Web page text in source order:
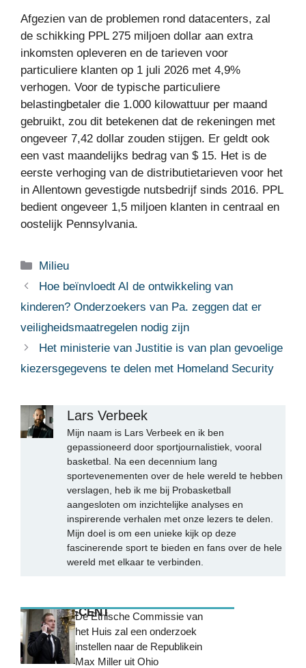
Afgezien van de problemen rond datacenters, zal
de schikking PPL 275 miljoen dollar aan extra
inkomsten opleveren en de tarieven voor
particuliere klanten op 1 juli 2026 met 4,9%
verhogen. Voor de typische particuliere
belastingbetaler die 1.000 kilowattuur per maand
gebruikt, zou dit betekenen dat de rekeningen met
ongeveer 7,42 dollar zouden stijgen. Er geldt ook
een vast maandelijks bedrag van $ 15. Het is de
eerste verhoging van de distributietarieven voor het
in Allentown gevestigde nutsbedrijf sinds 2016. PPL
bedient ongeveer 1,5 miljoen klanten in centraal en
oostelijk Pennsylvania.
Categorieën
Milieu
Hoe beïnvloedt AI de ontwikkeling van
kinderen? Onderzoekers van Pa. zeggen dat er
veiligheidsmaatregelen nodig zijn
Het ministerie van Justitie is van plan gevoelige
kiezersgegevens te delen met Homeland Security
Lars Verbeek
Mijn naam is Lars Verbeek en ik ben
gepassioneerd door sportjournalistiek, vooral
basketbal. Na een decennium lang
sportevenementen over de hele wereld te hebben
verslagen, heb ik me bij Probasketball
aangesloten om inzichtelijke analyses en
inspirerende verhalen met onze lezers te delen.
Mijn doel is om een unieke kijk op deze
fascinerende sport te bieden en fans over de hele
wereld met elkaar te verbinden.
MEEST RECENTDe Ethische Commissie van
het Huis zal een onderzoek
instellen naar de Republikein
Max Miller uit Ohio